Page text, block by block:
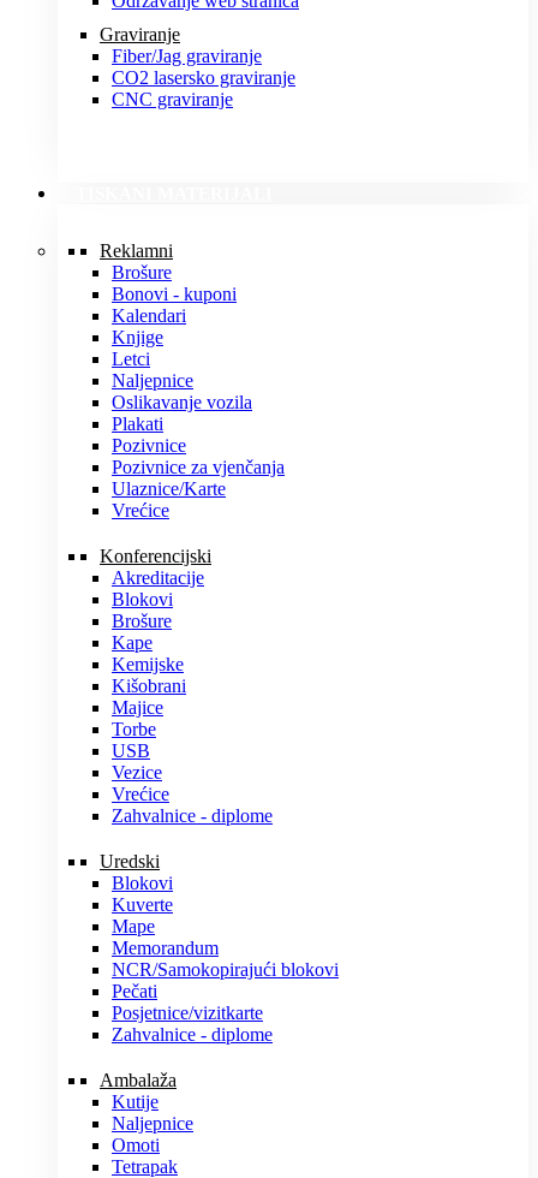
Graviranje
Fiber/Jag graviranje
CO2 lasersko graviranje
CNC graviranje
Reklamni
Brošure
Bonovi - kuponi
Kalendari
Knjige
Letci
Naljepnice
Oslikavanje vozila
Plakati
Pozivnice
Pozivnice za vjenčanja
Ulaznice/Karte
Vrećice
Konferencijski
Akreditacije
Blokovi
Brošure
Kape
Kemijske
Kišobrani
Majice
Torbe
USB
Vezice
Vrećice
Zahvalnice - diplome
Uredski
Blokovi
Kuverte
Mape
Memorandum
NCR/Samokopirajući blokovi
Pečati
Posjetnice/vizitkarte
Zahvalnice - diplome
Ambalaža
Kutije
Naljepnice
Omoti
Tetrapak